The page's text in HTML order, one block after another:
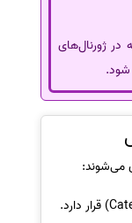
ژورنال‌های
شود.
می‌شوند: